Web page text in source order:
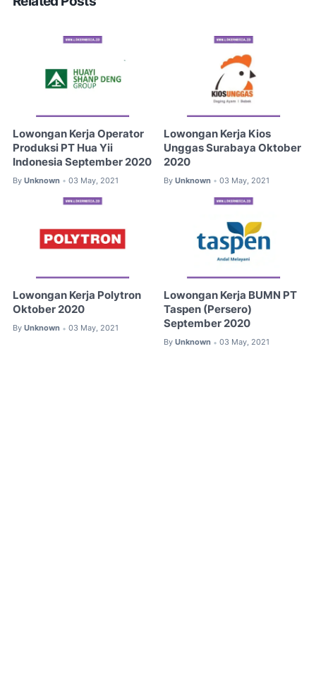
Lowongan Kerja Operator
Produksi PT Hua Yii
Indonesia September 2020
By Unknown • 03 May, 2021
Lowongan Kerja Kios
Unggas Surabaya Oktober
2020
By Unknown • 03 May, 2021
Lowongan Kerja Polytron
Oktober 2020
By Unknown • 03 May, 2021
Lowongan Kerja BUMN PT
Taspen (Persero)
September 2020
By Unknown • 03 May, 2021